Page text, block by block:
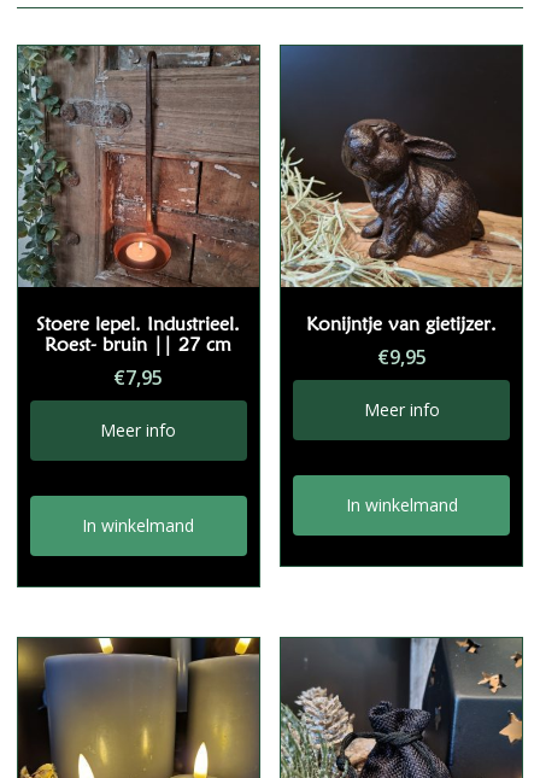
Stoere lepel. Industrieel.
Roest- bruin || 27 cm
€7,95
Meer info
In winkelmand
Konijntje van gietijzer.
€9,95
Meer info
In winkelmand